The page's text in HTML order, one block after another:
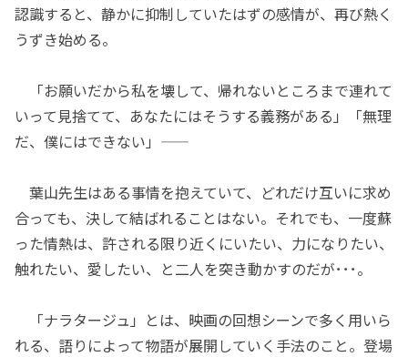
認識すると、静かに抑制していたはずの感情が、再び熱く
うずき始める。
「お願いだから私を壊して、帰れないところまで連れて
いって見捨てて、あなたにはそうする義務がある」「無理
だ、僕にはできない」――
葉山先生はある事情を抱えていて、どれだけ互いに求め
合っても、決して結ばれることはない。それでも、一度蘇
った情熱は、許される限り近くにいたい、力になりたい、
触れたい、愛したい、と二人を突き動かすのだが･･･。
「ナラタージュ」とは、映画の回想シーンで多く用いら
れる、語りによって物語が展開していく手法のこと。登場